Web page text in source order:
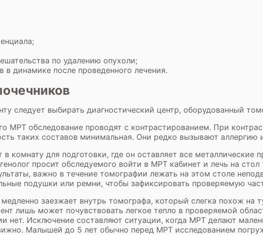
по удалению опухоли;
в динамике после проведенного лечения.
следует выбирать диагностический центр, оборудованный
МРТ обследование проводят с контрастированием. При
таких составов минимальная. Они редко вызывают аллергию
комнату для подготовки, где он оставляет все металлические
просит обследуемого войти в МРТ кабинет и лечь на стол
важно в течение томографии лежать на этом столе
подушки или ремни, чтобы зафиксировать проверяемую
медленно заезжает внутрь томографа, который слегка похож на
лишь может почувствовать легкое тепло в проверяемой
нет. Исключение составляют ситуации, когда МРТ делают
Малышей до 5 лет обычно перед МРТ исследованием